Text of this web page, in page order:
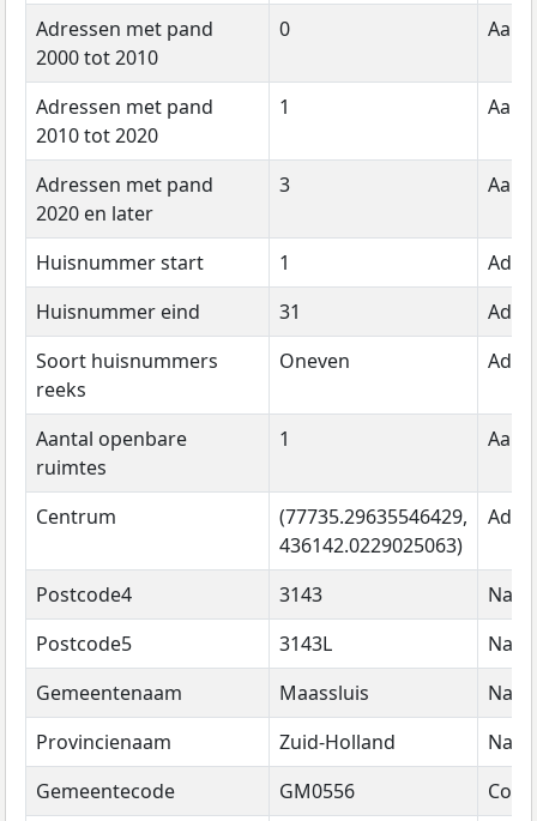
Adressen met pand
2000 tot 2010
0
Adressen met pand
2010 tot 2020
1
Adressen met pand
2020 en later
3
Huisnummer start 1
Huisnummer eind
31
Soort huisnummers
reeks
Oneven
Aantal openbare
ruimtes
1
Centrum
(77735.29635546429,
436142.0229025063)
Postcode4 3143
Postcode5
3143L
Gemeentenaam
Maassluis
Provincienaam
Zuid-Holland
Gemeentecode
GM0556 Code